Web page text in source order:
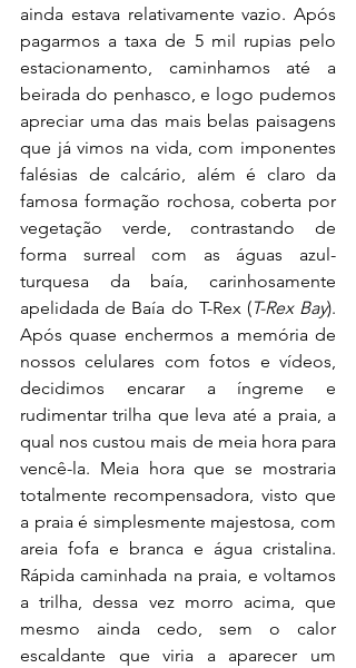
ainda estava relativamente vazio. Após
pagarmos a taxa de 5 mil rupias pelo
estacionamento, caminhamos até a
beirada do penhasco, e logo pudemos
apreciar uma das mais belas paisagens
que já vimos na vida, com imponentes
falésias de calcário, além é claro da
famosa formação rochosa, coberta por
vegetação verde, contrastando de
forma surreal com as águas azul-
turquesa da baía, carinhosamente
apelidada de Baía do T-Rex (T-Rex Bay).
Após quase enchermos a memória de
nossos celulares com fotos e vídeos,
decidimos encarar a íngreme e
rudimentar trilha que leva até a praia, a
qual nos custou mais de meia hora para
vencê-la. Meia hora que se mostraria
totalmente recompensadora, visto que
a praia é simplesmente majestosa, com
areia fofa e branca e água cristalina.
Rápida caminhada na praia, e voltamos
a trilha, dessa vez morro acima, que
mesmo ainda cedo, sem o calor
escaldante que viria a aparecer um